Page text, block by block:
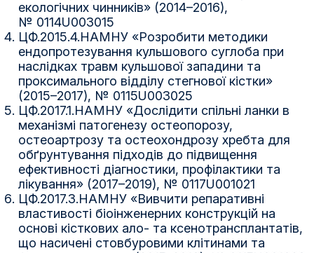
екологічних чинників» (2014–2016),
№ 0114U003015
ЦФ.2015.4.НАМНУ «Розробити методики
ендопротезування кульшового суглоба при
наслідках травм кульшової западини та
проксимального відділу стегнової кістки»
(2015–2017), № 0115U003025
ЦФ.2017.1.НАМНУ «Дослідити спільні ланки в
механізмі патогенезу остеопорозу,
остеоартрозу та остеохондрозу хребта для
обґрунтування підходів до підвищення
ефективності діагностики, профілактики та
лікування» (2017–2019), № 0117U001021
ЦФ.2017.3.НАМНУ «Вивчити репаративні
властивості біоінженерних конструкцій на
основі кісткових ало- та ксенотрансплантатів,
що насичені стовбуровими клітинами та